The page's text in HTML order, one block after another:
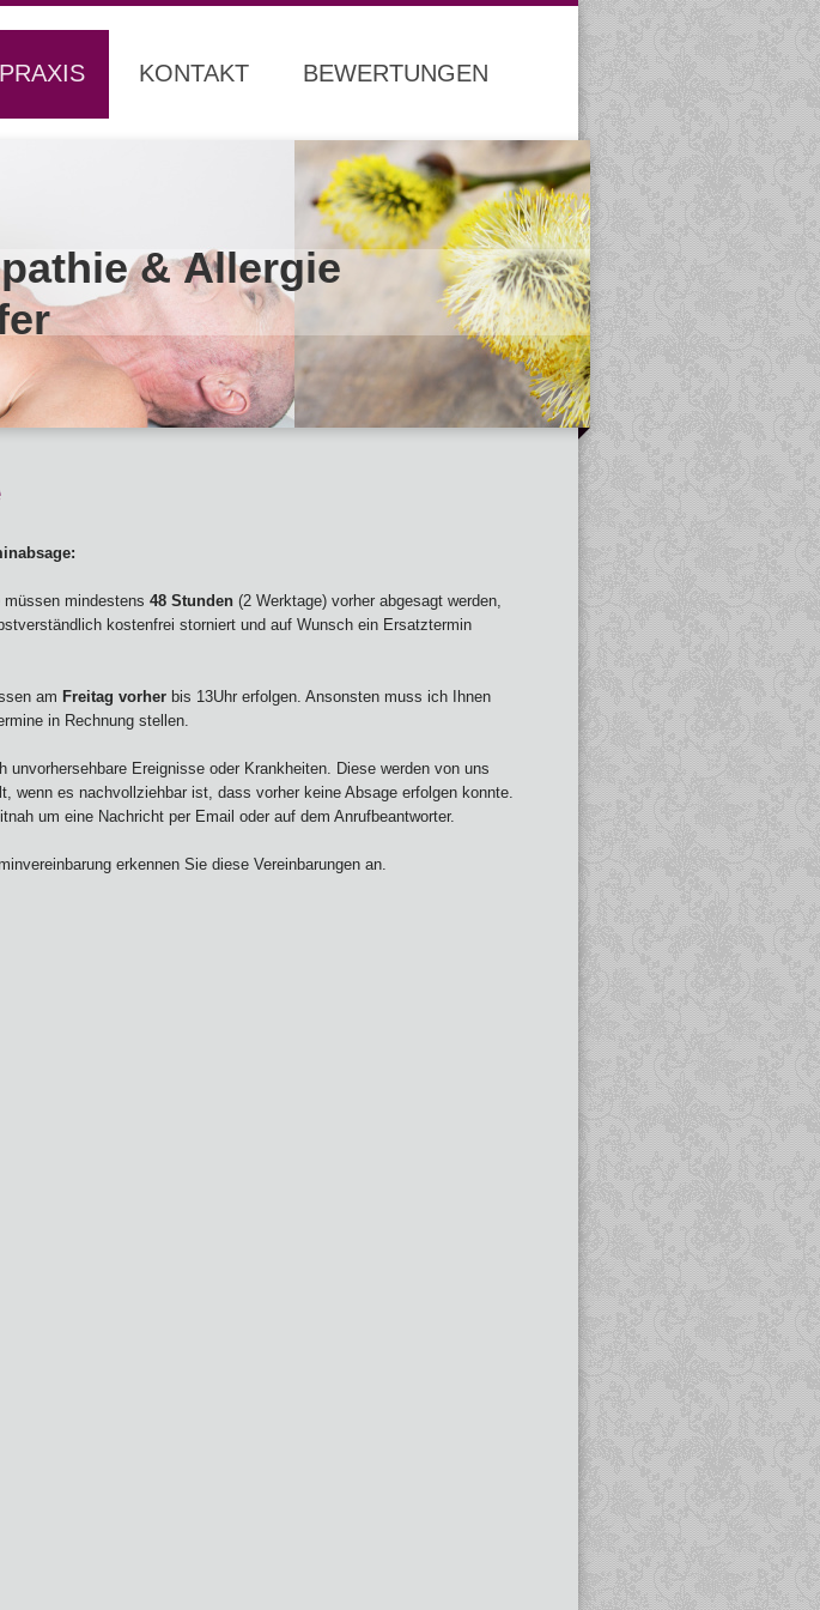
PRAXIS KONTAKT BEWERTUNGEN
& Allergie
müssen mindestens 48 Stunden(2 Werktage) vorher abgesagt werden,
kostenfrei storniert und auf Wunsch ein Ersatztermin
am Freitag vorherbis 13Uhr erfolgen. Ansonsten muss ich Ihnen
in Rechnung stellen.
unvorhersehbare Ereignisse oder Krankheiten. Diese werden von uns
wenn es nachvollziehbar ist, dass vorher keine Absage erfolgen konnte.
um eine Nachricht per Email oder auf dem Anrufbeantworter.
erkennen Sie diese Vereinbarungen an.